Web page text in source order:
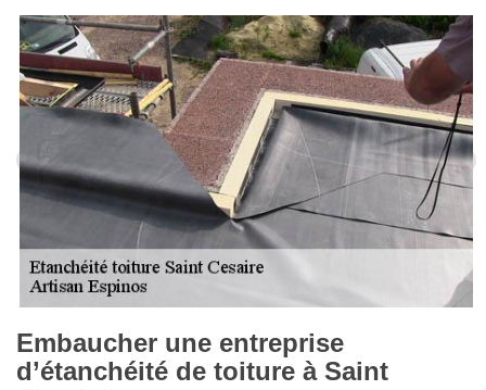
Embaucher une entreprise
d’étanchéité de toiture à Saint